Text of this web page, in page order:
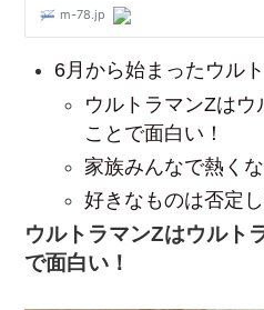
6月から始まったウル
ウルトラマンZはウ
ことで面白い！
家族みんなで熱く
好きなものは否定し
ウルトラマンZはウルト
で面白い！